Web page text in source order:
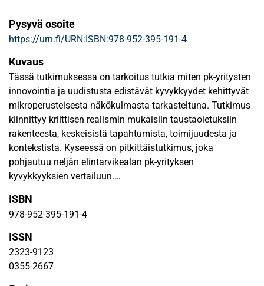
Pysyvä osoite
https://urn.fi/URN:ISBN:978-952-395-191-4
Kuvaus
Tässä tutkimuksessa on tarkoitus tutkia miten pk-yritysten
innovointia ja uudistusta edistävät kyvykkyydet kehittyvät
mikroperusteisesta näkökulmasta tarkasteltuna. Tutkimus
kiinnittyy kriittisen realismin mukaisiin taustaoletuksiin
rakenteesta, keskeisistä tapahtumista, toimijuudesta ja
kontekstista. Kyseessä on pitkittäistutkimus, joka
pohjautuu neljän elintarvikealan pk-yrityksen
kyvykkyyksien vertailuun.
Tutkimuksessa analysoidaan pk-yrityksen johtajan
toimijuutta tavallisten kyvykkyyksien (ordinary capabilities)
ja dynaamisten kyvykkyyksien (dynamic capabilities)
kehittymisessä laadullisen datan ja analysoinnin keinoin.
Tutkimusessa hyödynnetään pitkittäistutkimuksen
ISBN
978-952-395-191-4
ISSN
2323-9123
0355-2667